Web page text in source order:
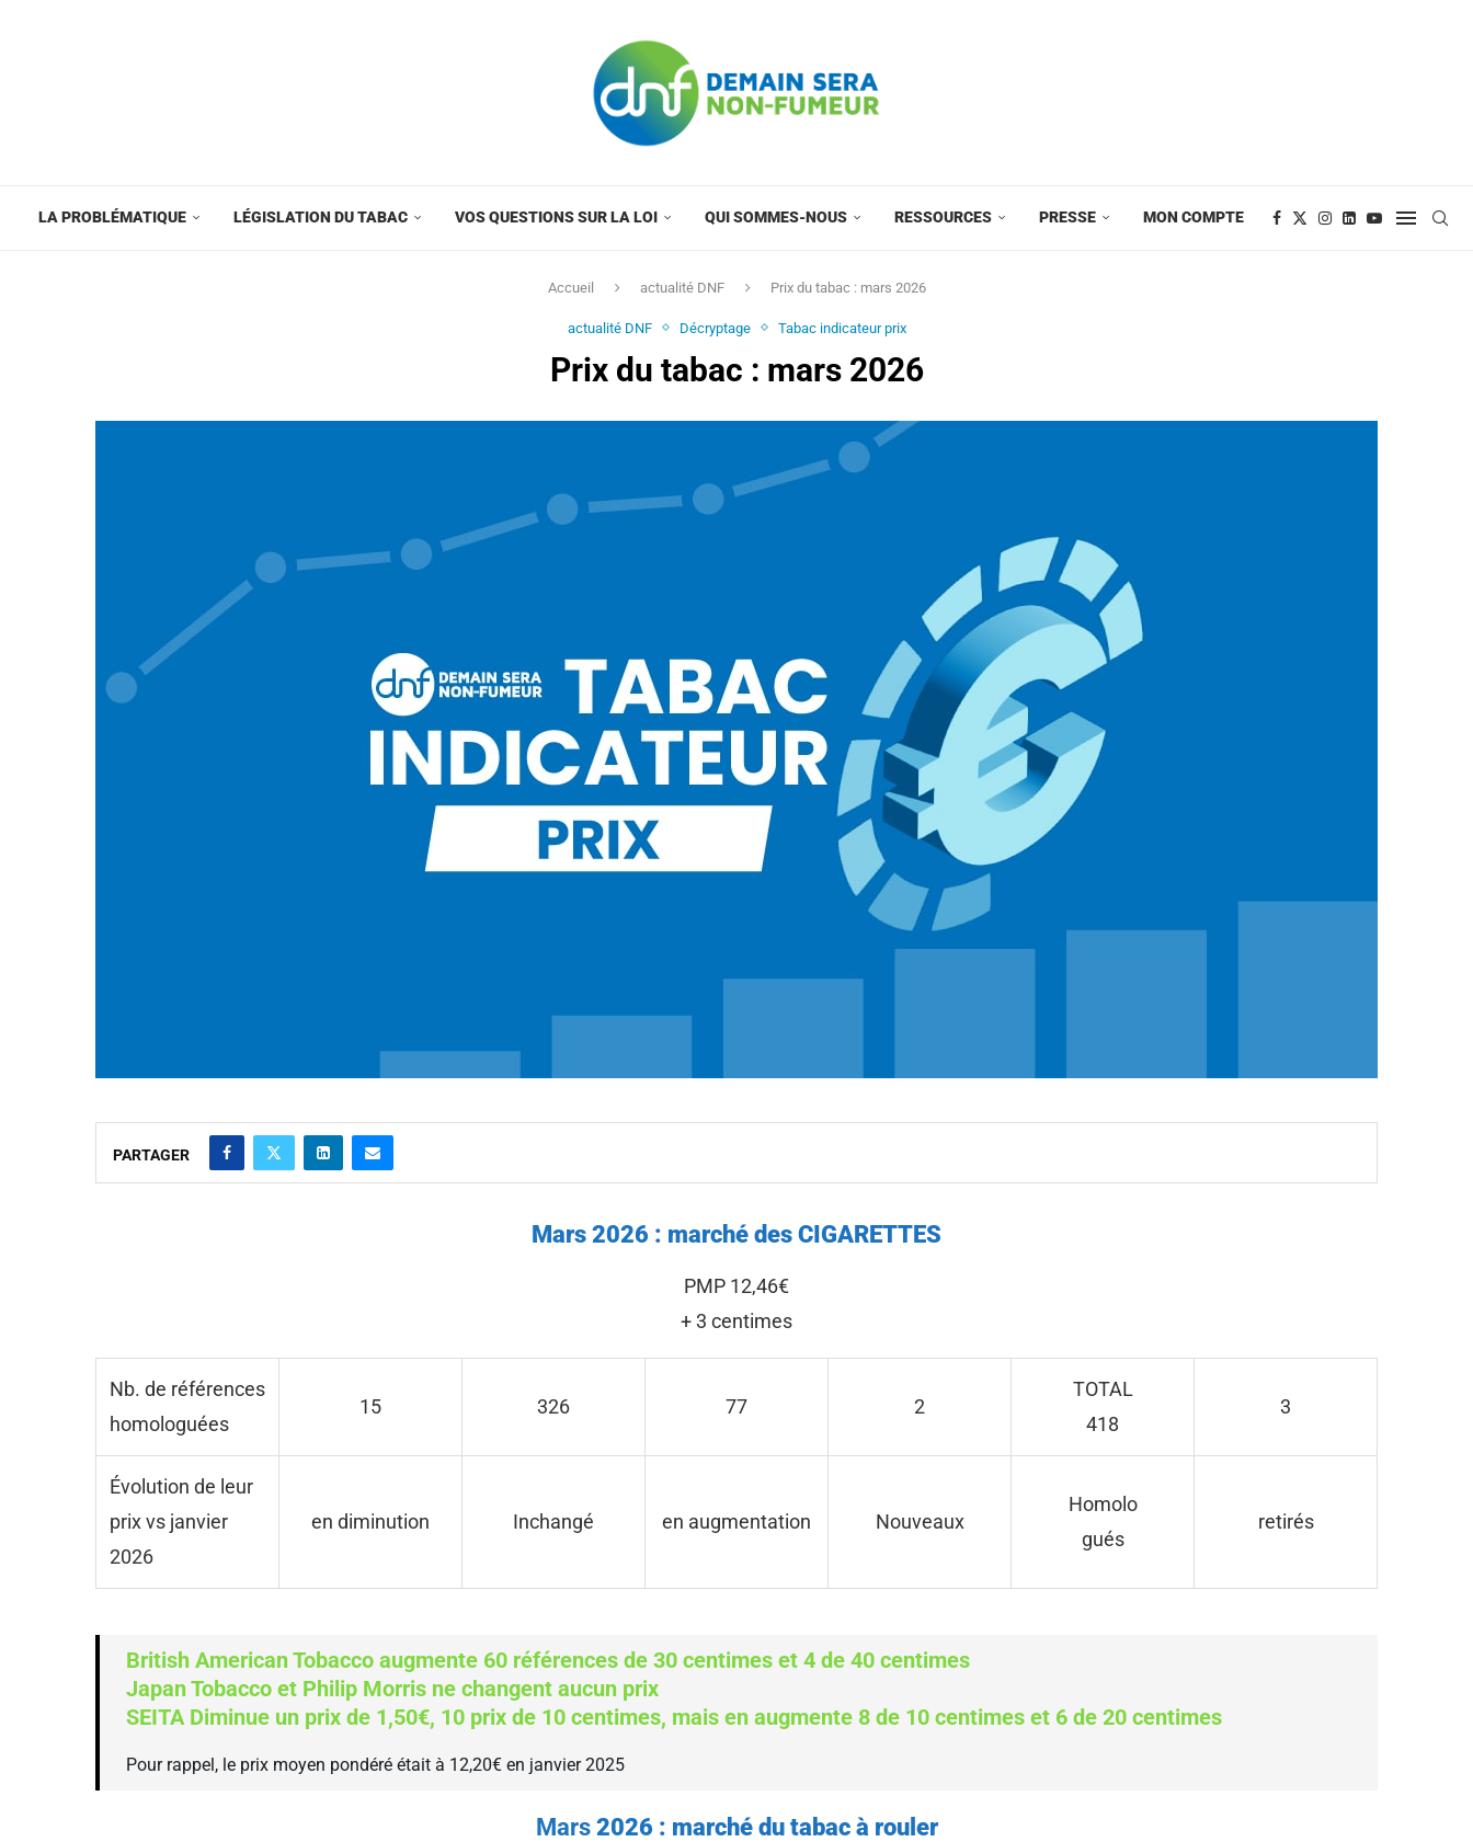
LA PROBLÉMATIQUE LÉGISLATION DU TABAC VOS QUESTIONS SUR LA LOI QUI SOMMES-NOUS RESSOURCES PRESSE MON COMPTE
Accueil actualité DNF Prix du tabac : mars 2026
actualité DNF Décryptage Tabac indicateur prix
Prix du tabac : mars 2026
PARTAGER
Mars 2026 : marché des CIGARETTES
PMP 12,46€
+ 3 centimes
Nb. de références
homologuées
15 326 77 2
TOTAL
418
3
Évolution de leur
prix vs janvier
2026
en diminution Inchangé en augmentation Nouveaux
Homolo
gués
retirés
British American Tobacco augmente 60 références de 30 centimes et 4 de 40 centimes
Japan Tobacco et Philip Morris ne changent aucun prix
SEITA Diminue un prix de 1,50€, 10 prix de 10 centimes, mais en augmente 8 de 10 centimes et 6 de 20 centimes
Pour rappel, le prix moyen pondéré était à 12,20€ en janvier 2025
Mars 2026 : marché du tabac à rouler